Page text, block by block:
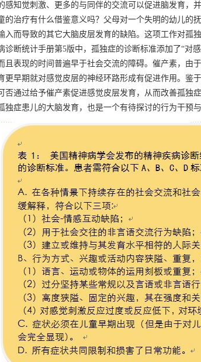
知觉刺激、更多的与同伴的交流可以促进脑发育，
的治疗有什么借鉴意义吗？父母对一个失明的幼儿的
入而导致的其它大脑皮层发育的缺陷。这项工作对孤
诊断统计手册第5版中，孤独症的诊断标准添加了“对
且表现的时间普遍早于社会交流的障碍。催产素，由
更早期就对感觉皮层的神经环路形成有促进作用。鉴
否通过给予催产素促进感觉皮层发育，从而改善孤独
独症患儿的大脑发育，也是一个有待探讨的行为干预与